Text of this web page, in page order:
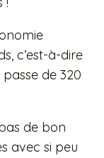
c’est-à-dire
passe de 320
de bon
avec si peu